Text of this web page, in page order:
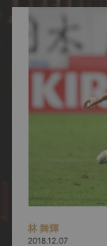
林 舞輝
2018.12.07